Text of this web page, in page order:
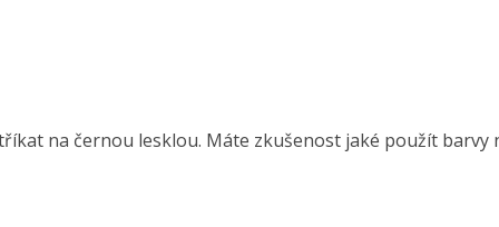
na černou lesklou. Máte zkušenost jaké použít barvy